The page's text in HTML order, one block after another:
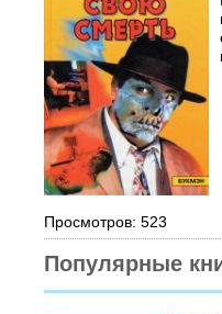
Просмотров: 523
Популярные